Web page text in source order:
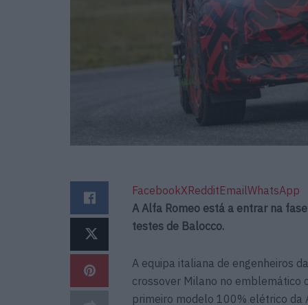
FacebookXRedditEmailWhatsApp
A Alfa Romeo está a entrar na
testes de Balocco.
A equipa italiana de engenheiros
crossover Milano no emblemático
primeiro modelo 100% elétrico da